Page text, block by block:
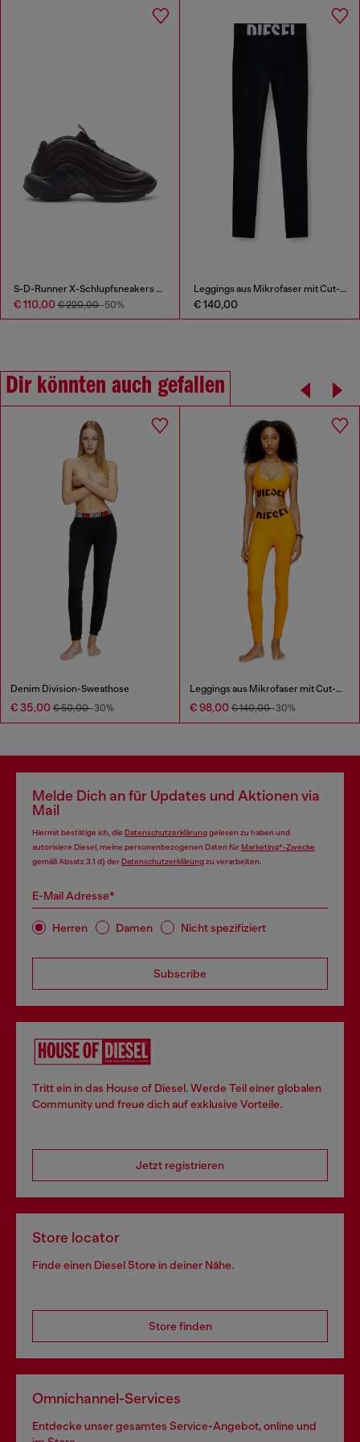
S-D-Runner X-Schlupfsneakers mit mattem Oval D-Spann
€ 110,00€ 220,00-50%
Leggings aus Mikrofaser mit Cut-off-Logo
€ 140,00
Dir könnten auch gefallen
Denim Division-Sweathose
€ 35,00 € 50,00-30%
Leggings aus Mikrofaser mit Cut-off-Logo
€ 98,00 € 140,00-30%
Melde Dich an für Updates und Aktionen via
Mail
Hiermit bestätige ich, die Datenschutzerklärunggelesen zu haben und
autorisiere Diesel, meine personenbezogenen Daten fürMarketing*-Zwecke
gemäß Absatz 3.1 d) derDatenschutzerklärungzu verarbeiten.
E-Mail Adresse*
Herren Damen Nicht spezifiziert
Subscribe
Tritt ein in das House of Diesel. Werde Teil einer globalen
Community und freue dich auf exklusive Vorteile.
Jetzt registrieren
Store locator
Finde einen Diesel Store in deiner Nähe.
Store finden
Omnichannel-Services
Entdecke unser gesamtes Service-Angebot, online und